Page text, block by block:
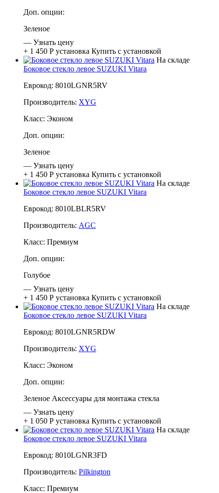
Доп. опции:
Зеленое
— Узнать цену
+ 1 450 Р установка Купить с установкой
На складе
Боковое стекло левое SUZUKI Vitara
Еврокод: 8010LGNR5RV
Производитель: XYG
Класс: Эконом
Доп. опции:
Зеленое
— Узнать цену
+ 1 450 Р установка Купить с установкой
На складе
Боковое стекло левое SUZUKI Vitara
Еврокод: 8010LBLR5RV
Производитель: AGC
Класс: Премиум
Доп. опции:
Голубое
— Узнать цену
+ 1 450 Р установка Купить с установкой
На складе
Боковое стекло левое SUZUKI Vitara
Еврокод: 8010LGNR5RDW
Производитель: XYG
Класс: Эконом
Доп. опции:
Зеленое Аксессуары для монтажа стекла
— Узнать цену
+ 1 050 Р установка Купить с установкой
На складе
Боковое стекло левое SUZUKI Vitara
Еврокод: 8010LGNR3FD
Производитель: Pilkington
Класс: Премиум